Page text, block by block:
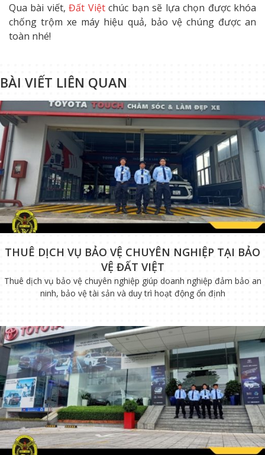
Qua bài viết, Đất Việtchúc bạn sẽ lựa chọn được khóa
chống trộm xe máy hiệu quả, bảo vệ chúng được an
toàn nhé!
BÀI VIẾT LIÊN QUAN
THUÊ DỊCH VỤ BẢO VỆ CHUYÊN NGHIỆP TẠI BẢO
VỆ ĐẤT VIỆT
Thuê dịch vụ bảo vệ chuyên nghiệp giúp doanh nghiệp đảm bảo an
ninh, bảo vệ tài sản và duy trì hoạt động ổn định